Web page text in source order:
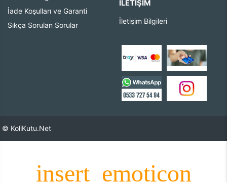
İade Koşulları ve Garanti
Sıkça Sorulan Sorular
İLETIŞIM
İletişim Bilgileri
© KoliKutu.Net